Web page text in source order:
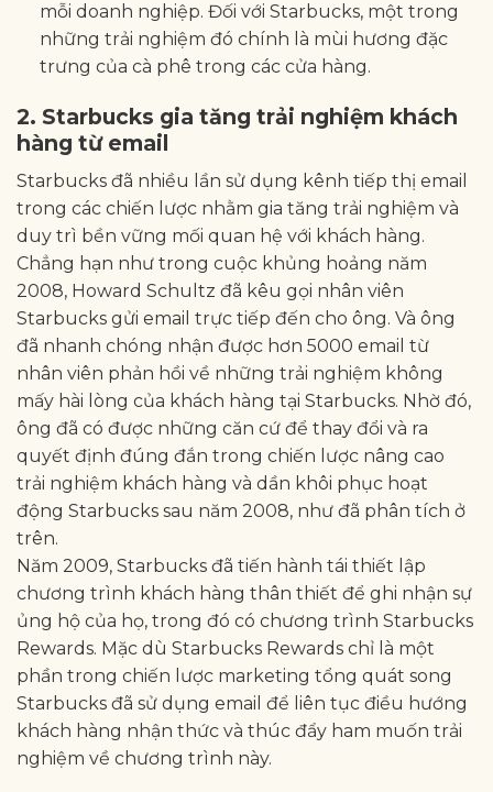
mỗi doanh nghiệp. Đối với Starbucks, một trong
những trải nghiệm đó chính là mùi hương đặc
trưng của cà phê trong các cửa hàng.
2. Starbucks gia tăng trải nghiệm khách
hàng từ email
Starbucks đã nhiều lần sử dụng kênh tiếp thị email
trong các chiến lược nhằm gia tăng trải nghiệm và
duy trì bền vững mối quan hệ với khách hàng.
Chẳng hạn như trong cuộc khủng hoảng năm
2008, Howard Schultz đã kêu gọi nhân viên
Starbucks gửi email trực tiếp đến cho ông. Và ông
đã nhanh chóng nhận được hơn 5000 email từ
nhân viên phản hồi về những trải nghiệm không
mấy hài lòng của khách hàng tại Starbucks. Nhờ đó,
ông đã có được những căn cứ để thay đổi và ra
quyết định đúng đắn trong chiến lược nâng cao
trải nghiệm khách hàng và dần khôi phục hoạt
động Starbucks sau năm 2008, như đã phân tích ở
trên.
Năm 2009, Starbucks đã tiến hành tái thiết lập
chương trình khách hàng thân thiết để ghi nhận sự
ủng hộ của họ, trong đó có chương trình Starbucks
Rewards. Mặc dù Starbucks Rewards chỉ là một
phần trong chiến lược marketing tổng quát song
Starbucks đã sử dụng email để liên tục điều hướng
khách hàng nhận thức và thúc đẩy ham muốn trải
nghiệm về chương trình này.